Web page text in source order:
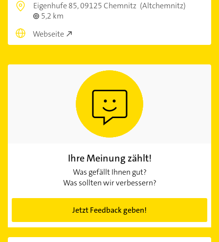
Eigenhufe 85,09125 Chemnitz (Altchemnitz)
5,2 km
Webseite
Ihre Meinung zählt!
Was gefällt Ihnen gut?
Was sollten wir verbessern?
Jetzt Feedback geben!